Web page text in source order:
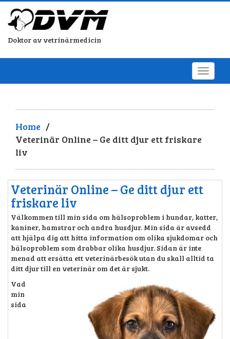
Doktor av vetrinärmedicin
Home /
Veterinär Online – Ge ditt djur ett friskare
liv
Veterinär Online – Ge ditt djur ett
friskare liv
Välkommen till min sida om hälsoproblem i hundar, katter,
kaniner, hamstrar och andra husdjur. Min sida är avsedd
att hjälpa dig att hitta information om olika sjukdomar och
hälsoproblem som drabbar olika husdjur. Sidan är inte
menad att ersätta ett veterinärbesök utan du skall alltid ta
ditt djur till en veterinär om det är sjukt.
Vad
min
sida